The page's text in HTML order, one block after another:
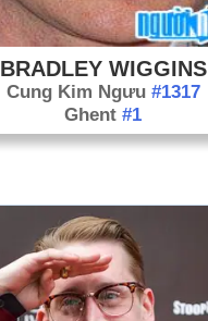
BRADLEY WIGGINS
Cung Kim Ngưu #1317
Ghent #1